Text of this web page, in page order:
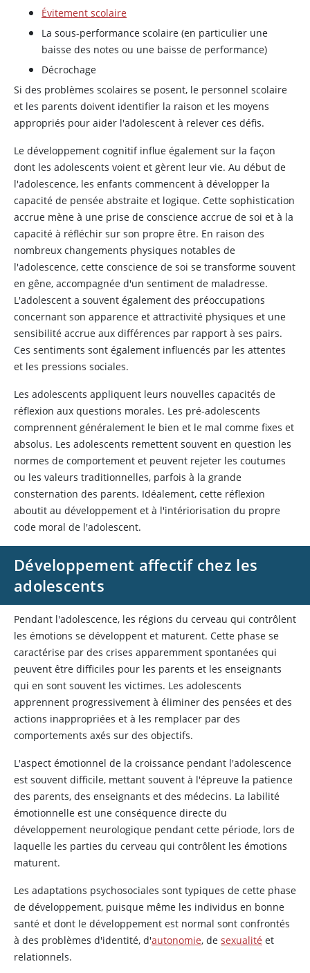
Évitement scolaire
La sous-performance scolaire (en particulier une
baisse des notes ou une baisse de performance)
Décrochage
Si des problèmes scolaires se posent, le personnel scolaire
et les parents doivent identifier la raison et les moyens
appropriés pour aider l'adolescent à relever ces défis.
Le développement cognitif influe également sur la façon
dont les adolescents voient et gèrent leur vie. Au début de
l'adolescence, les enfants commencent à développer la
capacité de pensée abstraite et logique. Cette sophistication
accrue mène à une prise de conscience accrue de soi et à la
capacité à réfléchir sur son propre être. En raison des
nombreux changements physiques notables de
l'adolescence, cette conscience de soi se transforme souvent
en gêne, accompagnée d'un sentiment de maladresse.
L'adolescent a souvent également des préoccupations
concernant son apparence et attractivité physiques et une
sensibilité accrue aux différences par rapport à ses pairs.
Ces sentiments sont également influencés par les attentes
et les pressions sociales.
Les adolescents appliquent leurs nouvelles capacités de
réflexion aux questions morales. Les pré-adolescents
comprennent généralement le bien et le mal comme fixes et
absolus. Les adolescents remettent souvent en question les
normes de comportement et peuvent rejeter les coutumes
ou les valeurs traditionnelles, parfois à la grande
consternation des parents. Idéalement, cette réflexion
aboutit au développement et à l'intériorisation du propre
code moral de l'adolescent.
Développement affectif chez les
adolescents
Pendant l'adolescence, les régions du cerveau qui contrôlent
les émotions se développent et maturent. Cette phase se
caractérise par des crises apparemment spontanées qui
peuvent être difficiles pour les parents et les enseignants
qui en sont souvent les victimes. Les adolescents
apprennent progressivement à éliminer des pensées et des
actions inappropriées et à les remplacer par des
comportements axés sur des objectifs.
L'aspect émotionnel de la croissance pendant l'adolescence
est souvent difficile, mettant souvent à l'épreuve la patience
des parents, des enseignants et des médecins. La labilité
émotionnelle est une conséquence directe du
développement neurologique pendant cette période, lors de
laquelle les parties du cerveau qui contrôlent les émotions
maturent.
Les adaptations psychosociales sont typiques de cette phase
de développement, puisque même les individus en bonne
santé et dont le développement est normal sont confrontés
à des problèmes d'identité, d'autonomie, de sexualité et
relationnels.